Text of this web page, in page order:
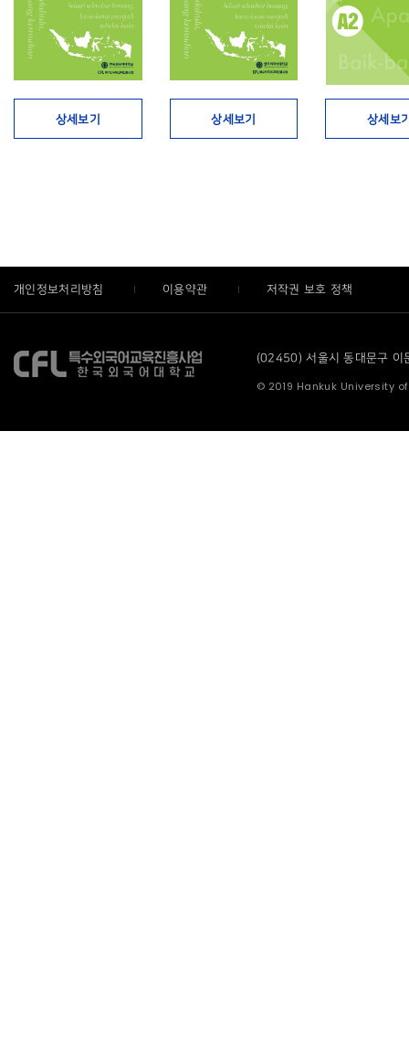
상세보기 상세보기 상세보
개인정보처리방침 이용약관 저작권 보호 정책
(02450) 서울시 동대문구
© 2019 Hankuk University